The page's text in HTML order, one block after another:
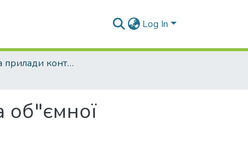
Log In
Методи та прилади контролю якості - 2009 - №22
об"ємної